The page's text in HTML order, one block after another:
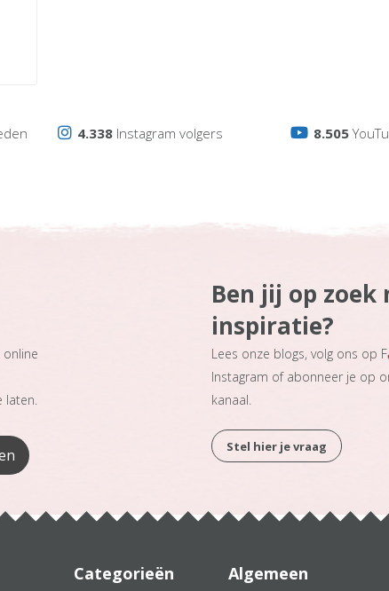
4.338Instagram volgers 8.505
laten.
Ben jij op zoek
inspiratie?
Lees onze blogs, volg ons op
Instagram of abonneer je op
kanaal.
Stel hier je vraag
Categorieën Algemeen